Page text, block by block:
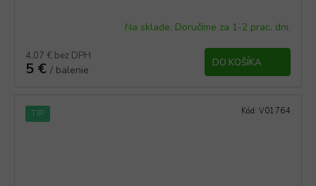
Na sklade. Doručíme za 1-2 prac. dni.
4,07 € bez DPH
5 € / balenie
DO KOŠÍKA
TIP Kód: V01764